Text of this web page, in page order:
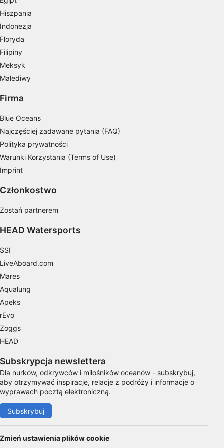
Hiszpania
Indonezja
Floryda
Filipiny
Meksyk
Malediwy
Firma
Blue Oceans
Najczęściej zadawane pytania (FAQ)
Polityka prywatności
Warunki Korzystania (Terms of Use)
Imprint
Członkostwo
Zostań partnerem
HEAD Watersports
SSI
LiveAboard.com
Mares
Aqualung
Apeks
rEvo
Zoggs
HEAD
Subskrypcja newslettera
Dla nurków, odkrywców i miłośników oceanów - subskrybuj,
aby otrzymywać inspiracje, relacje z podróży i informacje o
wyprawach pocztą elektroniczną.
Subskrybuj
Zmień ustawienia plików cookie
spersonalizowanych reklam
Tworzenie profili w celu personalizacji treści
Wykorzystywanie profili w celu doboru
spersonalizowanych treści
kombinacji danych z różnych źródeł
Rozwój i ulepszanie usług
Wykorzystywanie ograniczonych danych do
wyboru treści
Funkcje specjalne IAB:
geolokalizacyjnych
Identyfikowanie urządzeń na podstawie
Wydajność (Performance)
Reklama / śledzenie